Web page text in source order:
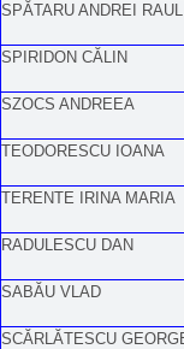
SPĂTARU ANDREI RAUL
SPIRIDON CĂLIN
SZOCS ANDREEA
TEODORESCU IOANA
TERENTE IRINA MARIA
RADULESCU DAN
SABĂU VLAD
SCĂRLĂTESCU